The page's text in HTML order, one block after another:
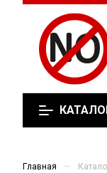
Главная —